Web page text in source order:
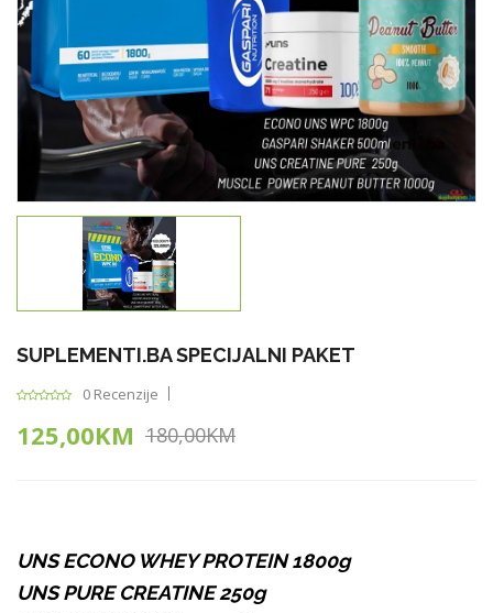
SUPLEMENTI.BA SPECIJALNI PAKET
0 Recenzije
125,00KM 180,00KM
UNS ECONO WHEY PROTEIN 1800g
UNS PURE CREATINE 250g